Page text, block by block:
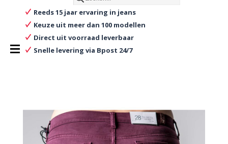
Reeds 15 jaar ervaring in jeans
Keuze uit meer dan 100 modellen
Direct uit voorraad leverbaar
Snelle levering via Bpost 24/7